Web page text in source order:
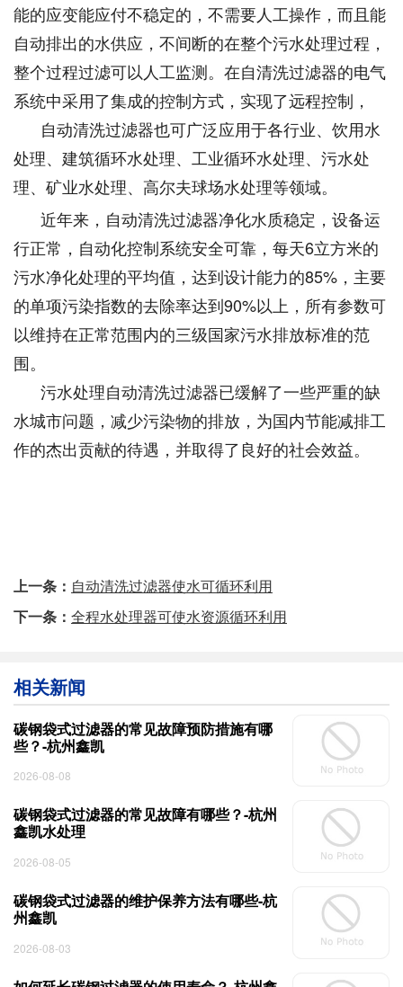
能的应变能应付不稳定的，不需要人工操作，而且能
自动排出的水供应，不间断的在整个污水处理过程，
整个过程过滤可以人工监测。在自清洗过滤器的电气
系统中采用了集成的控制方式，实现了远程控制，
自动清洗过滤器也可广泛应用于各行业、饮用水
处理、建筑循环水处理、工业循环水处理、污水处
理、矿业水处理、高尔夫球场水处理等领域。
近年来，自动清洗过滤器净化水质稳定，设备运
行正常，自动化控制系统安全可靠，每天6立方米的
污水净化处理的平均值，达到设计能力的85%，主要
的单项污染指数的去除率达到90%以上，所有参数可
以维持在正常范围内的三级国家污水排放标准的范
围。
污水处理自动清洗过滤器已缓解了一些严重的缺
水城市问题，减少污染物的排放，为国内节能减排工
作的杰出贡献的待遇，并取得了良好的社会效益。
上一条： 自动清洗过滤器使水可循环利用
下一条： 全程水处理器可使水资源循环利用
相关新闻
碳钢袋式过滤器的常见故障预防措施有哪
些？-杭州鑫凯
2026-08-08
碳钢袋式过滤器的常见故障有哪些？-杭州
鑫凯水处理
2026-08-05
碳钢袋式过滤器的维护保养方法有哪些-杭
州鑫凯
2026-08-03